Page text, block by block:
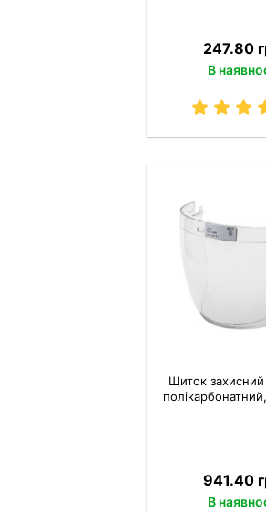
247.80
В
Щиток
941.40
В